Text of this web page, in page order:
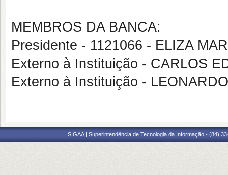
MEMBROS DA BANCA:
Presidente - 1121066 - ELIZA
Externo à Instituição - CARLOS
Externo à Instituição -
SIGAA | Superintendência de Tecnologia da Informação - (84)